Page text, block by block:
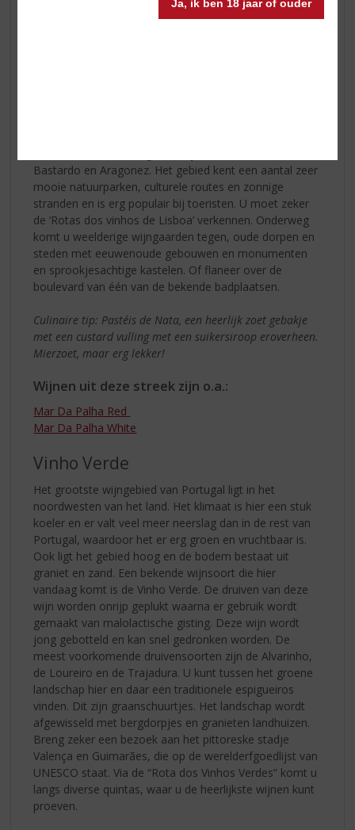
Ja, ik ben 18 jaar of ouder
Bastardo en Aragonez. Het gebied kent een aantal zeer
mooie natuurparken, culturele routes en zonnige
stranden en is erg populair bij toeristen. U moet zeker
de ‘Rotas dos vinhos de Lisboa’ verkennen. Onderweg
komt u weelderige wijngaarden tegen, oude dorpen en
steden met eeuwenoude gebouwen en monumenten
en sprookjesachtige kastelen. Of flaneer over de
boulevard van één van de bekende badplaatsen.
Culinaire tip: Pastéis de Nata, een heerlijk zoet gebakje
met een custard vulling met een suikersiroop eroverheen.
Mierzoet, maar erg lekker!
Wijnen uit deze streek zijn o.a.:
Mar Da Palha Red
Mar Da Palha White
Vinho Verde
Het grootste wijngebied van Portugal ligt in het
noordwesten van het land. Het klimaat is hier een stuk
koeler en er valt veel meer neerslag dan in de rest van
Portugal, waardoor het er erg groen en vruchtbaar is.
Ook ligt het gebied hoog en de bodem bestaat uit
graniet en zand. Een bekende wijnsoort die hier
vandaag komt is de Vinho Verde. De druiven van deze
wijn worden onrijp geplukt waarna er gebruik wordt
gemaakt van malolactische gisting. Deze wijn wordt
jong gebotteld en kan snel gedronken worden. De
meest voorkomende druivensoorten zijn de Alvarinho,
de Loureiro en de Trajadura. U kunt tussen het groene
landschap hier en daar een traditionele espigueiros
vinden. Dit zijn graanschuurtjes. Het landschap wordt
afgewisseld met bergdorpjes en granieten landhuizen.
Breng zeker een bezoek aan het pittoreske stadje
Valença en Guimarães, die op de werelderfgoedlijst van
UNESCO staat. Via de “Rota dos Vinhos Verdes” komt u
langs diverse quintas, waar u de heerlijkste wijnen kunt
proeven.